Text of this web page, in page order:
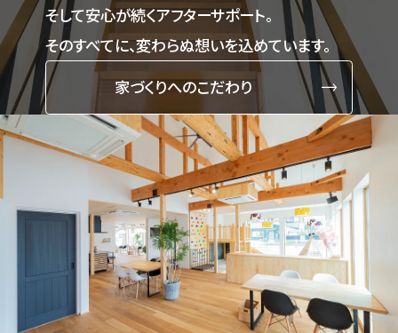
そして安心が続くアフターサポート。
そのすべてに、変わらぬ想いを込めています。
家づくりへのこだわり